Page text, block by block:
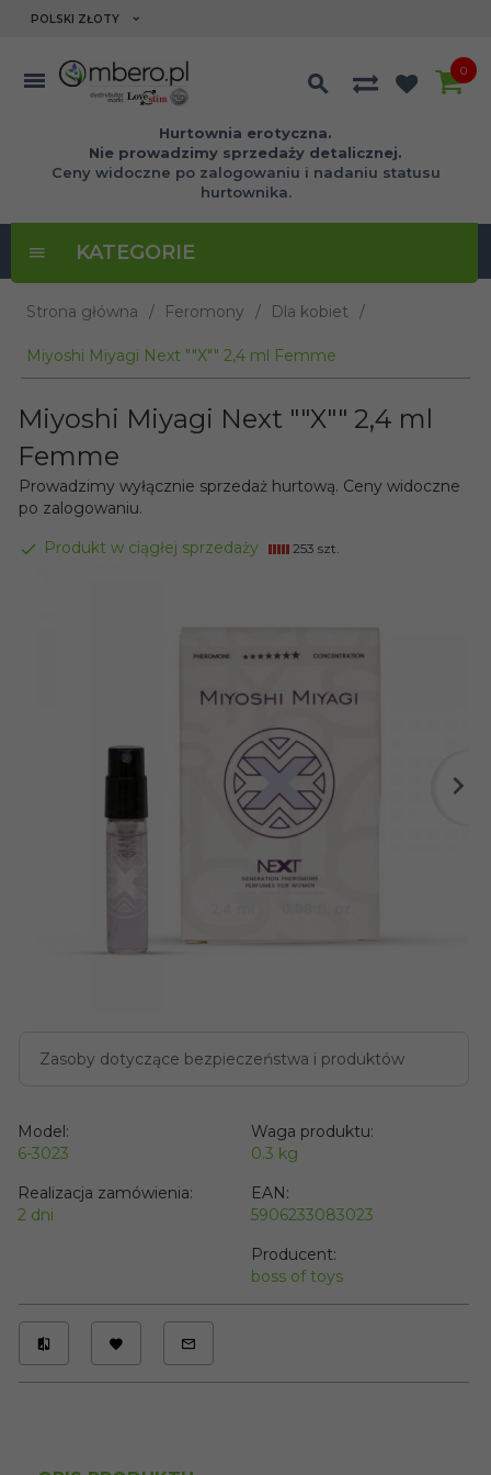
currency_h
POLSKI ZŁOTY
Hurtownia erotyczna.
Nie prowadzimy sprzedaży detalicznej.
Ceny widoczne po zalogowaniu i nadaniu statusu
hurtownika.
0
KATEGORIE
Strona główna Feromony Dla kobiet
Miyoshi Miyagi Next ""X"" 2,4 ml Femme
Miyoshi Miyagi Next ""X"" 2,4 ml
Femme
Prowadzimy wyłącznie sprzedaż hurtową. Ceny widoczne
po zalogowaniu.
Produkt w ciągłej sprzedaży 253 szt.
Zasoby dotyczące bezpieczeństwa i produktów
Model:
6-3023
Waga produktu:
0.3 kg
Realizacja zamówienia:
2 dni
EAN:
5906233083023
Producent:
boss of toys